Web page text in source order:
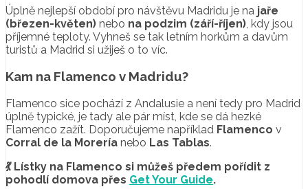
Úplně nejlepší období pro návštěvu Madridu je na jaře
(březen-květen) nebo na podzim (září-říjen) , kdy jsou
příjemné teploty. Vyhneš se tak letním horkům a davům
turistů a Madrid si užiješ o to víc.
Kam na Flamenco v Madridu?
Flamenco sice pochází z Andalusie a není tedy pro Madrid
úplně typické, je tady ale pár míst, kde se dá hezké
Flamenco zažít. Doporučujeme například Flamenco v
Corral de la Morería nebo Las Tablas.
💃 Lístky na Flamenco si můžeš předem pořídit z
pohodlí domova přes Get Your Guide.